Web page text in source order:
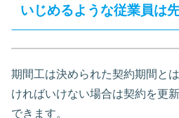
いじめるような従業員は
期間工は決められた契約期間と
ければいけない場合は契約を更
できます。